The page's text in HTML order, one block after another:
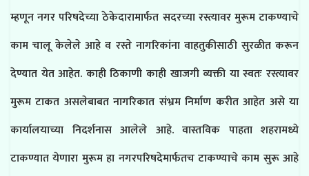
म्हणून नगर परिषदेच्या ठेकेदारामार्फत सदरच्या रस्त्यावर मुरूम टाकण्याचे
काम चालू केलेले आहे व रस्ते नागरिकांना वाहतुकीसाठी सुरळीत करून
देण्यात येत आहेत. काही ठिकाणी काही खाजगी व्यक्ती या स्वतः रस्त्यावर
मुरूम टाकत असलेबाबत नागरिकात संभ्रम निर्माण करीत आहेत असे या
कार्यालयाच्या निदर्शनास आलेले आहे. वास्तविक पाहता शहरामध्ये
टाकण्यात येणारा मुरूम हा नगरपरिषदेमार्फतच टाकण्याचे काम सुरू आहे